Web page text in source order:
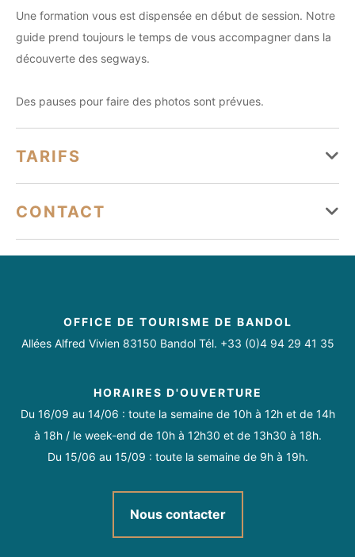
Une formation vous est dispensée en début de session. Notre
guide prend toujours le temps de vous accompagner dans la
découverte des segways.
Des pauses pour faire des photos sont prévues.
TARIFS
Carte bancaire/crédit Espèces Virement
CONTACT
https://www.mobilboard.com/fr/bandol-sanary
https://www.facebook.com/profile.php?
OFFICE DE TOURISME DE BANDOL
Allées Alfred Vivien 83150 Bandol Tél. +33 (0)4 94 29 41 35
HORAIRES D'OUVERTURE
Du 16/09 au 14/06 : toute la semaine de 10h à 12h et de 14h
à 18h / le week-end de 10h à 12h30 et de 13h30 à 18h.
Du 15/06 au 15/09 : toute la semaine de 9h à 19h.
Nous contacter